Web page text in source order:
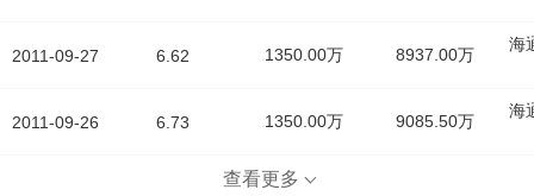
2011-09-27
2011-09-26
6.62 1350.00万 8937.00万
海
6.73 1350.00万 9085.50万
海
查看更多